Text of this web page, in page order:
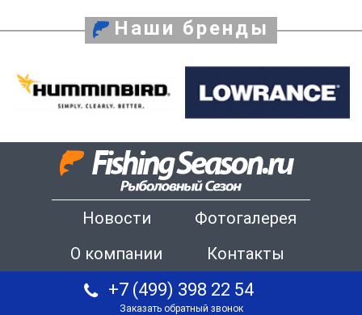
Наши бренды
Новости
Фотогалерея
О компании
Контакты
+7 (499) 398 22 54
Заказать обратный звонок